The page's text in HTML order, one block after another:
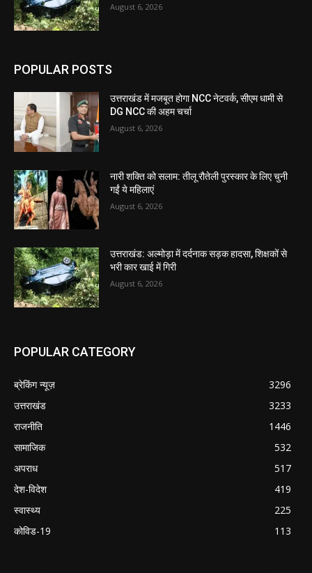
August 6, 2026
POPULAR POSTS
उत्तराखंड में मजबूत होगा NCC नेटवर्क, सीएम धामी से
DG NCC की अहम चर्चा
August 6, 2026
नारी शक्ति को सलाम: तीलू रौतेली पुरस्कार के लिए चुनी
गईं ये महिलाएं
August 6, 2026
उत्तराखंड: अल्मोड़ा में दर्दनाक सड़क हादसा, शिक्षकों से
भरी कार खाई में गिरी
August 6, 2026
POPULAR CATEGORY
ब्रेकिंग न्यूज़
3296
उत्तराखंड
3233
राजनीति
1446
सामाजिक
532
अपराध
517
देश-विदेश
419
स्वास्थ्य
225
कोविड-19
113